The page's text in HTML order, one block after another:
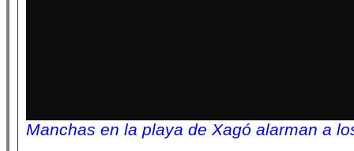
Manchas en la playa de Xagó alarman a